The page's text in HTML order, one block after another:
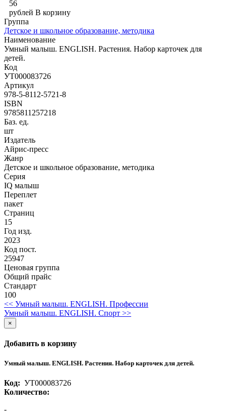
56
рублей В корзину
Группа
Детское и школьное образование, методика
Наименование
Умный малыш. ENGLISH. Растения. Набор карточек для
детей.
Код
УТ000083726
Артикул
978-5-8112-5721-8
ISBN
9785811257218
Баз. ед.
шт
Издатель
Айрис-пресс
Жанр
Детское и школьное образование, методика
Серия
IQ малыш
Переплет
пакет
Страниц
15
Год изд.
2023
Код пост.
25947
Ценовая группа
Общий прайс
Стандарт
100
<< Умный малыш. ENGLISH. Профессии
Умный малыш. ENGLISH. Спорт >>
×
Добавить в корзину
Умный малыш. ENGLISH. Растения. Набор карточек для детей.
Код: УТ000083726
Количество:
-